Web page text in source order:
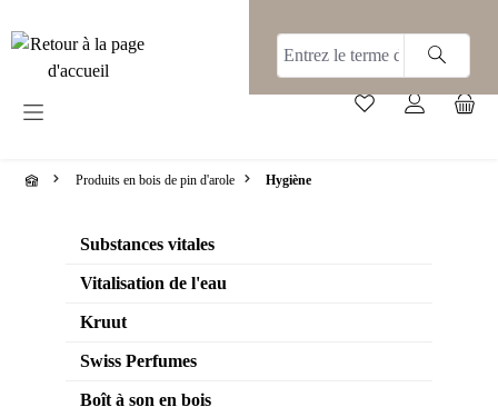
Produits en bois de pin d'arole Hygiène
Substances vitales
Vitalisation de l'eau
Kruut
Swiss Perfumes
Boît à son en bois